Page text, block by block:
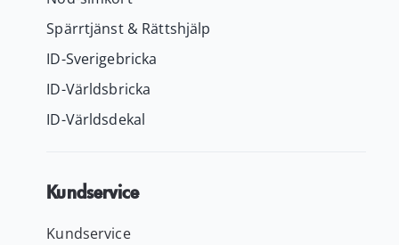
Spärrtjänst & Rättshjälp
ID-Sverigebricka
ID-Världsbricka
ID-Världsdekal
Kundservice
Kundservice